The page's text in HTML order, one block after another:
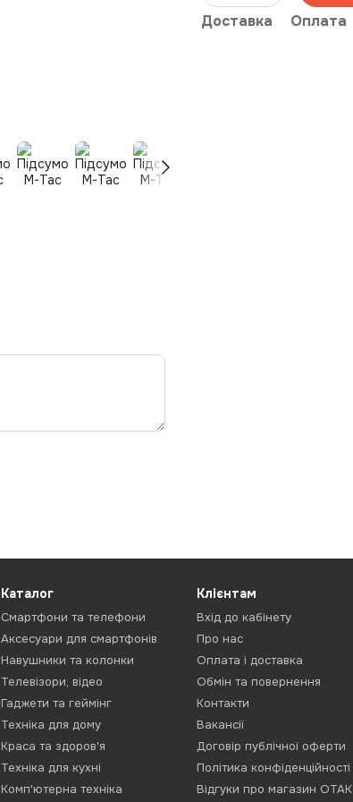
Доставка Оплата
Каталог
Смартфони та телефони
Аксесуари для смартфонів
Навушники та колонки
Телевізори, відео
Гаджети та геймінг
Техніка для дому
Краса та здоров'я
Техніка для кухні
Комп'ютерна техніка
Клієнтам
Вхід до кабінету
Про нас
Оплата і доставка
Обмін та повернення
Контакти
Вакансії
Договір публічної оферти
Політика конфіденційності
Відгуки про магазин ОТАК